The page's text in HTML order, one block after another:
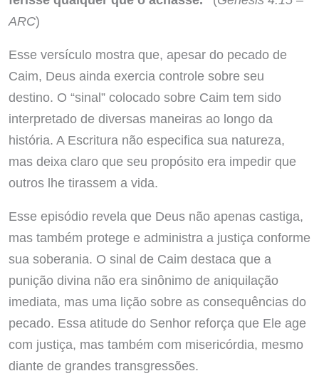
ARC)
Esse versículo mostra que, apesar do pecado de
Caim, Deus ainda exercia controle sobre seu
destino. O “sinal” colocado sobre Caim tem sido
interpretado de diversas maneiras ao longo da
história. A Escritura não especifica sua natureza,
mas deixa claro que seu propósito era impedir que
outros lhe tirassem a vida.
Esse episódio revela que Deus não apenas castiga,
mas também protege e administra a justiça conforme
sua soberania. O sinal de Caim destaca que a
punição divina não era sinônimo de aniquilação
imediata, mas uma lição sobre as consequências do
pecado. Essa atitude do Senhor reforça que Ele age
com justiça, mas também com misericórdia, mesmo
diante de grandes transgressões.